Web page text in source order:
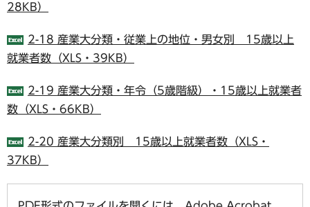
28KB）
2-18 産業大分類・従業上の地位・男女別 15歳以上
就業者数（XLS・39KB）
2-19 産業大分類・年令（5歳階級）・15歳以上就業者
数（XLS・66KB）
2-20 産業大分類別 15歳以上就業者数（XLS・
37KB）